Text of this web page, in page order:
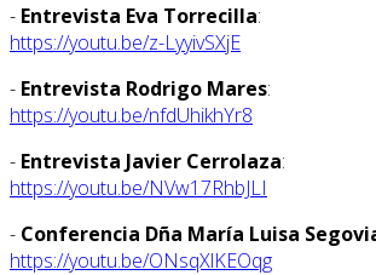
- Entrevista Eva Torrecilla:
https://youtu.be/z-LyyivSXjE
- Entrevista Rodrigo Mares:
https://youtu.be/nfdUhikhYr8
- Entrevista Javier Cerrolaza:
https://youtu.be/NVw17RhbJLI
- Conferencia Dña María Luisa
https://youtu.be/ONsqXlKEOqg